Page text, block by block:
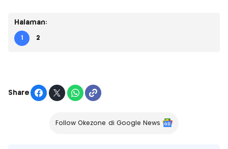
Halaman:
1 2
Share
Follow Okezone di Google News